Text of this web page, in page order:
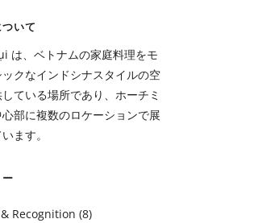
いて
は、ベトナムの家庭料理をモ
ックなインドシナスタイルの空
ている場所であり、ホーチミ
心部に複数のロケーションで展
ます。
Recognition (8)